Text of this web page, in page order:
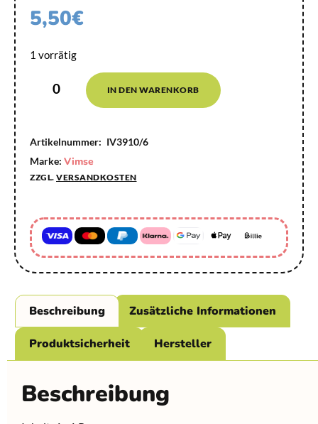
5,50€
1 vorrätig
IN DEN WARENKORB
Artikelnummer: IV3910/6
Marke: Vimse
ZZGL. VERSANDKOSTEN
Beschreibung Zusätzliche Informationen
Produktsicherheit Hersteller
Beschreibung